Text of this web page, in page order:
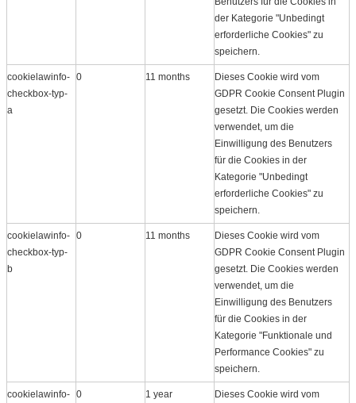
der Kategorie "Unbedingt
erforderliche Cookies" zu
speichern.
cookielawinfo-
checkbox-typ-
a
0 11 months
Dieses Cookie wird vom
GDPR Cookie Consent Plugin
gesetzt. Die Cookies werden
verwendet, um die
Einwilligung des Benutzers
für die Cookies in der
Kategorie "Unbedingt
erforderliche Cookies" zu
speichern.
cookielawinfo-
checkbox-typ-
b
0 11 months
Dieses Cookie wird vom
GDPR Cookie Consent Plugin
gesetzt. Die Cookies werden
verwendet, um die
Einwilligung des Benutzers
für die Cookies in der
Kategorie "Funktionale und
Performance Cookies" zu
speichern.
cookielawinfo- 0 1 year
Dieses Cookie wird vom